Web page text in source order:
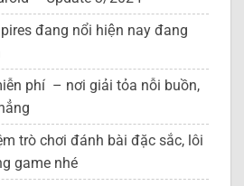
đang nổi hiện nay đang
phí – nơi giải tỏa nỗi buồn,
trò chơi đánh bài đặc sắc, lôi
game nhé